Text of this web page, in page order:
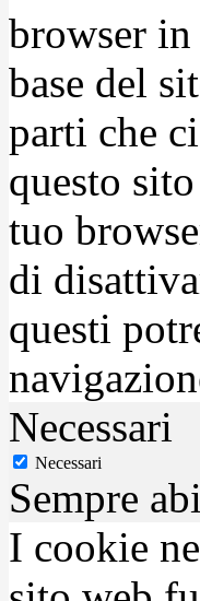
browser
base del
parti che
questo
tuo
di
questi
Necessari
Necessari
Sempre
I cookie